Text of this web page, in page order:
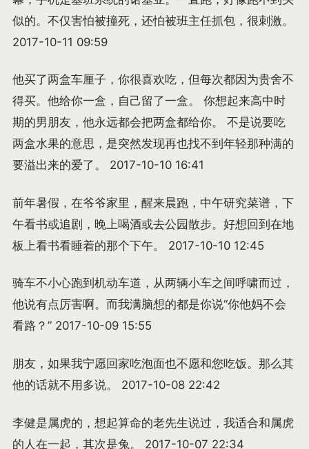
似的。不仅害怕被撞死，还怕被班主任抓包，很刺激。
2017-10-11 09:59
他买了两盒车厘子，你很喜欢吃，但每次都因为贵舍不
得买。他给你一盒，自己留了一盒。 你想起来高中时
期的男朋友，他永远都会把两盒都给你。 不是说要吃
两盒水果的意思，是突然发现再也找不到年轻那种满的
要溢出来的爱了。 2017-10-10 16:41
前年暑假，在爷爷家里，醒来晨跑，中午研究菜谱，下
午看书或追剧，晚上喝酒或去公园散步。好想回到在地
板上看书看睡着的那个下午。 2017-10-10 12:45
骑车不小心跑到机动车道，从两辆小车之间呼啸而过，
他说有点厉害啊。而我满脑想的都是你说“你他妈不会
看路？” 2017-10-09 15:55
朋友，如果我宁愿回家吃泡面也不愿和您吃饭。那么其
他的话就不用多说。 2017-10-08 22:42
李健是属虎的，想起算命的老先生说过，我适合和属虎
的人在一起，其次是兔。 2017-10-07 22:34